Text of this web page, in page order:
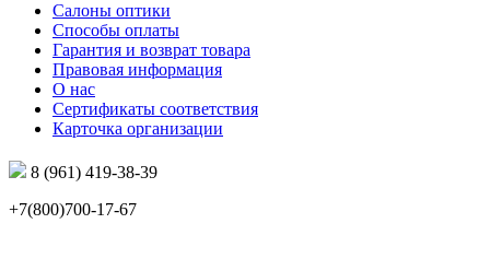
Салоны оптики
Способы оплаты
Гарантия и возврат товара
Правовая информация
О нас
Сертификаты соответствия
Карточка организации
8 (961) 419-38-39
+7(800)700-17-67